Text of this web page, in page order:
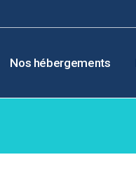
Nos hébergements